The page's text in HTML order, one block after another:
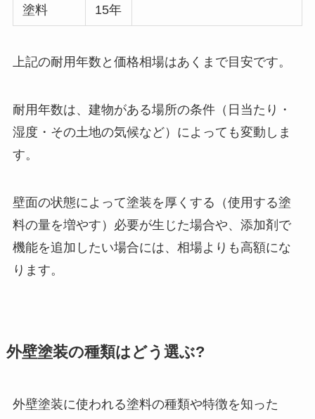
塗料
15年
上記の耐用年数と価格相場はあくまで目安です。
耐用年数は、建物がある場所の条件（日当たり・
湿度・その土地の気候など）によっても変動しま
す。
壁面の状態によって塗装を厚くする（使用する塗
料の量を増やす）必要が生じた場合や、添加剤で
機能を追加したい場合には、相場よりも高額にな
ります。
外壁塗装の種類はどう選ぶ?
外壁塗装に使われる塗料の種類や特徴を知った